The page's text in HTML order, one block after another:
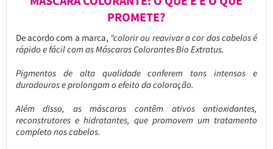
PROMETE?
De acordo com a marca, “colorir ou reavivar a cor dos cabelos é
rápido e fácil com as Máscaras Colorantes Bio Extratus.
Pigmentos de alta qualidade conferem tons intensos e
duradouros e prolongam o efeito da coloração.
Além disso, as máscaras contêm ativos antioxidantes,
reconstrutores e hidratantes, que promovem um tratamento
completo nos cabelos.